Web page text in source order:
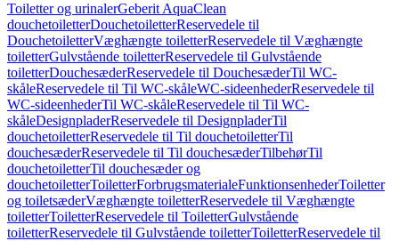
Toiletter og urinalerGeberit AquaClean
douchetoiletterDouchetoiletterReservedele til
DouchetoiletterVæghængte toiletterReservedele til Væghængte
toiletterGulvstående toiletterReservedele til Gulvstående
toiletterDouchesæderReservedele til DouchesæderTil WC-
skåleReservedele til Til WC-skåleWC-sideenhederReservedele til
WC-sideenhederTil WC-skåleReservedele til Til WC-
skåleDesignpladerReservedele til DesignpladerTil
douchetoiletterReservedele til Til douchetoiletterTil
douchesæderReservedele til Til douchesæderTilbehørTil
douchetoiletterTil douchesæder og
douchetoiletterToiletterForbrugsmaterialeFunktionsenhederToiletter
og toiletsæderVæghængte toiletterReservedele til Væghængte
toiletterToiletterReservedele til ToiletterGulvstående
toiletterReservedele til Gulvstående toiletterToiletterReservedele til